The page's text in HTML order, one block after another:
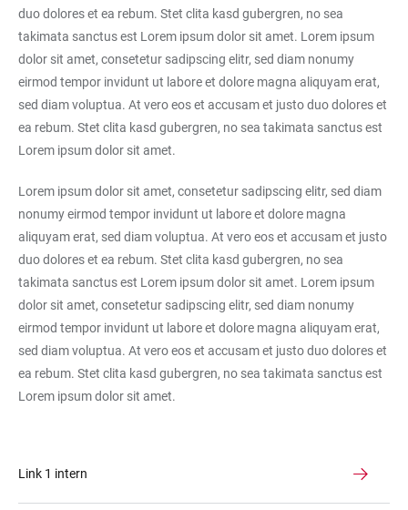
duo dolores et ea rebum. Stet clita kasd gubergren, no sea
takimata sanctus est Lorem ipsum dolor sit amet. Lorem ipsum
dolor sit amet, consetetur sadipscing elitr, sed diam nonumy
eirmod tempor invidunt ut labore et dolore magna aliquyam erat,
sed diam voluptua. At vero eos et accusam et justo duo dolores et
ea rebum. Stet clita kasd gubergren, no sea takimata sanctus est
Lorem ipsum dolor sit amet.
Lorem ipsum dolor sit amet, consetetur sadipscing elitr, sed diam
nonumy eirmod tempor invidunt ut labore et dolore magna
aliquyam erat, sed diam voluptua. At vero eos et accusam et justo
duo dolores et ea rebum. Stet clita kasd gubergren, no sea
takimata sanctus est Lorem ipsum dolor sit amet. Lorem ipsum
dolor sit amet, consetetur sadipscing elitr, sed diam nonumy
eirmod tempor invidunt ut labore et dolore magna aliquyam erat,
sed diam voluptua. At vero eos et accusam et justo duo dolores et
ea rebum. Stet clita kasd gubergren, no sea takimata sanctus est
Lorem ipsum dolor sit amet.
Link 1 intern